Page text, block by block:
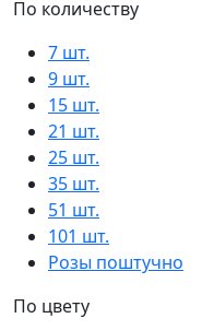
По количеству
7 шт.
9 шт.
15 шт.
21 шт.
25 шт.
35 шт.
51 шт.
101 шт.
Розы поштучно
По цвету